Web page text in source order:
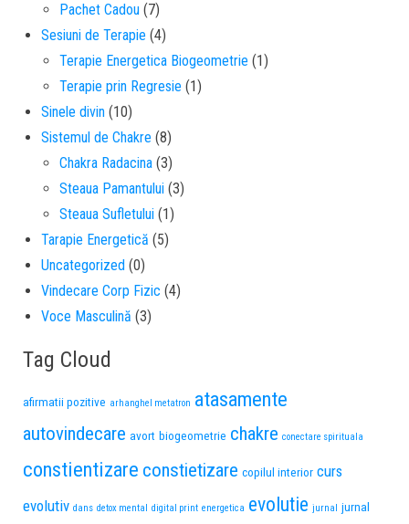
Pachet Cadou (7)
Sesiuni de Terapie (4)
Terapie Energetica Biogeometrie (1)
Terapie prin Regresie (1)
Sinele divin (10)
Sistemul de Chakre (8)
Chakra Radacina (3)
Steaua Pamantului (3)
Steaua Sufletului (1)
Tarapie Energetică (5)
Uncategorized (0)
Vindecare Corp Fizic (4)
Voce Masculină (3)
Tag Cloud
afirmatii pozitive arhanghel metatron atasamente
autovindecare avort biogeometrie chakre conectare spirituala
constientizare constietizare copilul interior curs
evolutiv dans detox mental digital print energetica evolutie jurnal jurnal